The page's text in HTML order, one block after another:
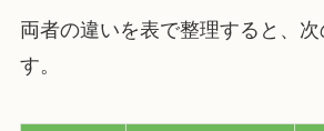
両者の違いを表で整理すると、次
す。